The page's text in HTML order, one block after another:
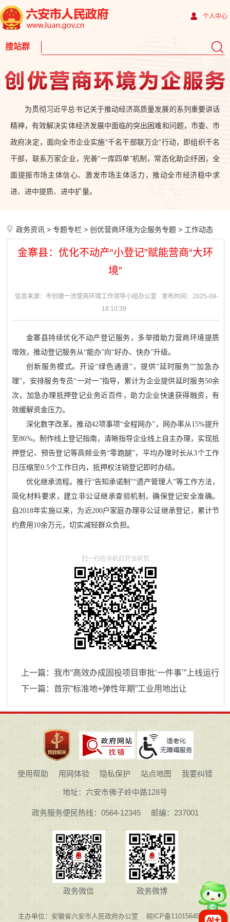
个人中心
为贯彻习近平总书记关于推动经济高质量发展的系列重要讲话
精神，有效解决实体经济发展中面临的突出困难和问题，市委、市
政府决定，面向全市企业实施“千名干部联万企”行动，即组织千名
干部，联系万家企业，完善“一库四单”机制，常态化助企纾困，全
面提振市场主体信心、激发市场主体活力，推动全市经济稳中求
进、进中提质、进中扩量。
政务资讯 > 专题专栏 > 创优营商环境为企服务专题 > 工作动态
金寨县：优化不动产“小登记”赋能营商“大环
境”
信息来源：市创建一流营商环境工作领导小组办公室
发布时间：2025-09-
18 10:39
金寨县持续优化不动产登记服务，多举措助力营商环境提质
增效，推动登记服务从“能办”向“好办、快办”升级。
创新服务模式。开设“绿色通道”，提供“延时服务”“加急办
理”，安排服务专员“一对一”指导，累计为企业提供延时服务50余
次，加急办理抵押登记业务近百件，助力企业快速获得融资，有
效缓解资金压力。
深化数字改革。推动42项事项“全程网办”，网办率从15%提升
至86%。制作线上登记指南，清晰指导企业线上自主办理，实现抵
押登记、预告登记等高频业务“零跑腿”，平均办理时长从3个工作
日压缩至0.5个工作日内，抵押权注销登记即时办结。
优化继承流程。推行“告知承诺制”“遗产管理人”等工作方法，
简化材料要求，建立非公证继承查验机制，确保登记安全准确。
自2018年实施以来，为近200户家庭办理非公证继承登记，累计节
约费用10余万元，切实减轻群众负担。
扫一扫在手机打开当前页
上一篇： 我市“高效办成固投项目审批‘一件事’”上线运行
下一篇： 首宗“标准地+弹性年期”工业用地出让
使用帮助 用网体验 隐私保护 站点地图 我要纠错
地址：六安市佛子岭中路128号
政务服务便民热线：0564-12345 邮编：237001
政务微信 政务微博
主办单位：安徽省六安市人民政府办公室 皖ICP备11015645号-1